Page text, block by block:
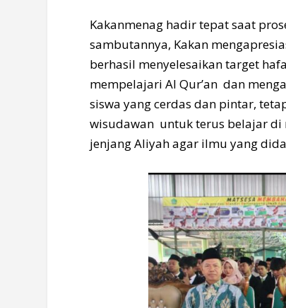
Kakanmenag hadir tepat saat
sambutannya, Kakan
berhasil menyelesaikan target
mempelajari Al Qur’an dan
siswa yang cerdas dan pintar,
wisudawan untuk terus belajar di
jenjang Aliyah agar ilmu yang